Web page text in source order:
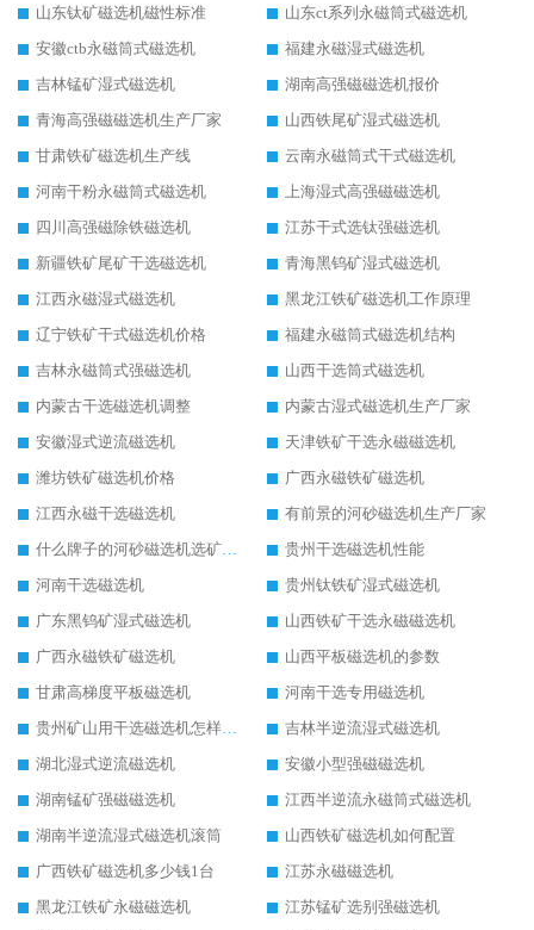
山东钛矿磁选机磁性标准
山东ct系列永磁筒式磁选机
安徽ctb永磁筒式磁选机
福建永磁湿式磁选机
吉林锰矿湿式磁选机
湖南高强磁磁选机报价
青海高强磁磁选机生产厂家
山西铁尾矿湿式磁选机
甘肃铁矿磁选机生产线
云南永磁筒式干式磁选机
河南干粉永磁筒式磁选机
上海湿式高强磁磁选机
四川高强磁除铁磁选机
江苏干式选钛强磁选机
新疆铁矿尾矿干选磁选机
青海黑钨矿湿式磁选机
江西永磁湿式磁选机
黑龙江铁矿磁选机工作原理
辽宁铁矿干式磁选机价格
福建永磁筒式磁选机结构
吉林永磁筒式强磁选机
山西干选筒式磁选机
内蒙古干选磁选机调整
内蒙古湿式磁选机生产厂家
安徽湿式逆流磁选机
天津铁矿干选永磁磁选机
潍坊铁矿磁选机价格
广西永磁铁矿磁选机
江西永磁干选磁选机
有前景的河砂磁选机生产厂家
什么牌子的河砂磁选机选矿效果好
贵州干选磁选机性能
河南干选磁选机
贵州钛铁矿湿式磁选机
广东黑钨矿湿式磁选机
山西铁矿干选永磁磁选机
广西永磁铁矿磁选机
山西平板磁选机的参数
甘肃高梯度平板磁选机
河南干选专用磁选机
贵州矿山用干选磁选机怎样调磁
吉林半逆流湿式磁选机
湖北湿式逆流磁选机
安徽小型强磁磁选机
湖南锰矿强磁磁选机
江西半逆流永磁筒式磁选机
湖南半逆流湿式磁选机滚筒
山西铁矿磁选机如何配置
广西铁矿磁选机多少钱1台
江苏永磁磁选机
黑龙江铁矿永磁磁选机
江苏锰矿选别强磁选机